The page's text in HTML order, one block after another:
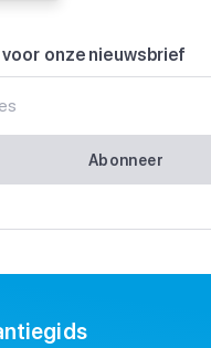
voor onze nieuwsbrief
Abonneer